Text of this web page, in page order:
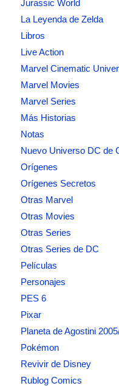
Jurassic World
La Leyenda de Zelda
Libros
Live Action
Marvel Cinematic
Marvel Movies
Marvel Series
Más Historias
Notas
Nuevo Universo DC de
Orígenes
Orígenes Secretos
Otras Marvel
Otras Movies
Otras Series
Otras Series de DC
Películas
Personajes
PES 6
Pixar
Planeta de Agostini
Pokémon
Revivir de Disney
Rublog Comics